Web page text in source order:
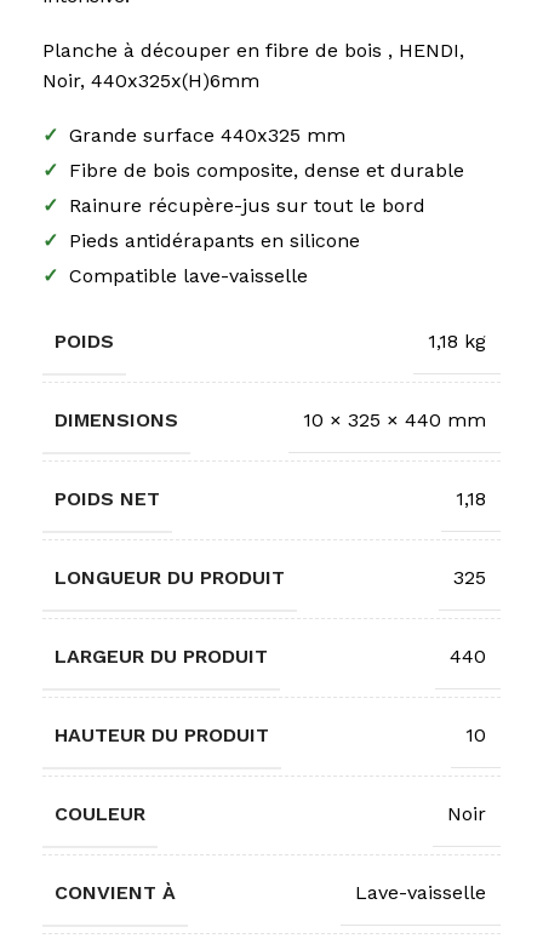
Planche à découper en fibre de bois , HENDI,
Noir, 440x325x(H)6mm
✓ Grande surface 440x325 mm
✓ Fibre de bois composite, dense et durable
✓ Rainure récupère-jus sur tout le bord
✓ Pieds antidérapants en silicone
✓ Compatible lave-vaisselle
POIDS 1,18 kg
DIMENSIONS 10 × 325 × 440 mm
POIDS NET 1,18
LONGUEUR DU PRODUIT 325
LARGEUR DU PRODUIT 440
HAUTEUR DU PRODUIT 10
COULEUR Noir
CONVIENT À Lave-vaisselle